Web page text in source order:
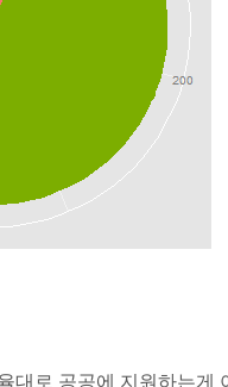
대로 공공에 지원하는게